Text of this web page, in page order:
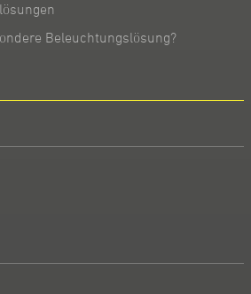
Beleuchtungslösung?